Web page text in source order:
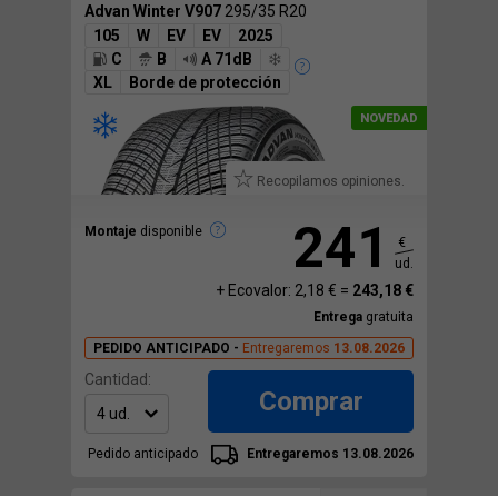
Advan Winter V907 295/35 R20
105
W EV EV
2025
C
B
A 71dB
XL
Borde de protección
Recopilamos opiniones.
Montaje disponible 241
€
ud.
+ Ecovalor: 2,18 € = 243,18 €
Entrega gratuita
PEDIDO ANTICIPADO - Entregaremos 13.08.2026
Cantidad:
Comprar
Pedido anticipado Entregaremos 13.08.2026